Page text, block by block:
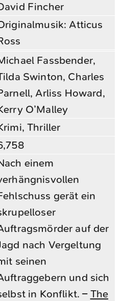
Fincher
Atticus
Fassbender,
Swinton, Charles
Arliss Howard,
O’Malley
Thriller
einem
gerät ein
auf der
nach Vergeltung
seinen
und sich
in Konflikt. – The